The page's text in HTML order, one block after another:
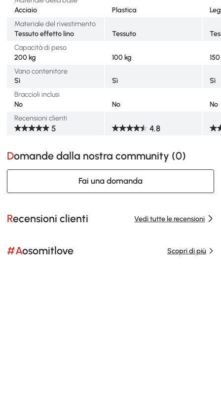
Acciaio
Plastica
Materiale del rivestimento
Tessuto effetto lino
Tessuto
Capacità di peso
200 kg
100 kg
Vano contenitore
Sì
Sì
Sì
Braccioli inclusi
No
No
No
Recensioni clienti
5 4.8
Domande dalla nostra community (0)
Fai una domanda
Recensioni clienti Vedi tutte le recensioni
#Aosomitlove Scopri di più